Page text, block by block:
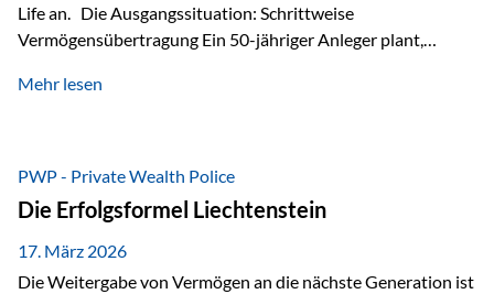
Life an. Die Ausgangssituation: Schrittweise
Vermögensübertragung Ein 50-jähriger Anleger plant,
der steuerliche Freibetrag optimal genutzt werden, sondern
strukturierte, langfristige Vermögensübertragung, ohne die
Kontrolle vollständig aus der Hand zu geben. Die Lösung:
Abschmelzung mit Vetorecht Die Umsetzung erfolgt über die
Private Wealth Police…
Mehr lesen
PWP - Private Wealth Police
Die Erfolgsformel Liechtenstein
17. März 2026
Die Weitergabe von Vermögen an die nächste Generation ist